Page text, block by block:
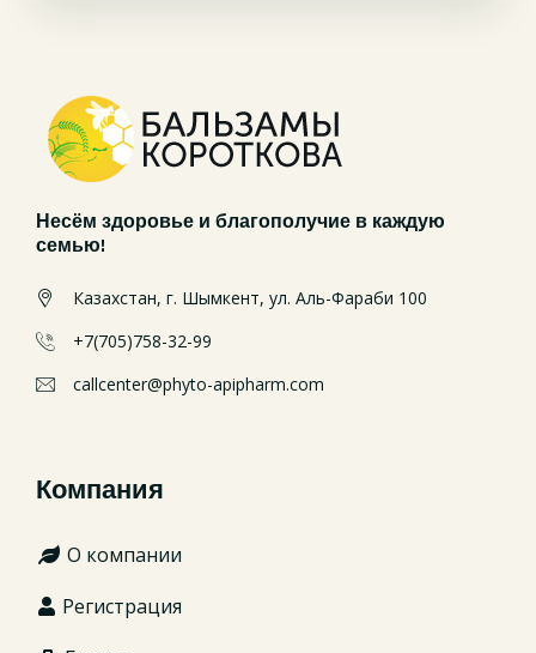
Несём здоровье и благополучие в каждую
семью!
Казахстан, г. Шымкент, ул. Аль-Фараби 100
+7(705)758-32-99
callcenter@phyto-apipharm.com
Компания
О компании
Регистрация